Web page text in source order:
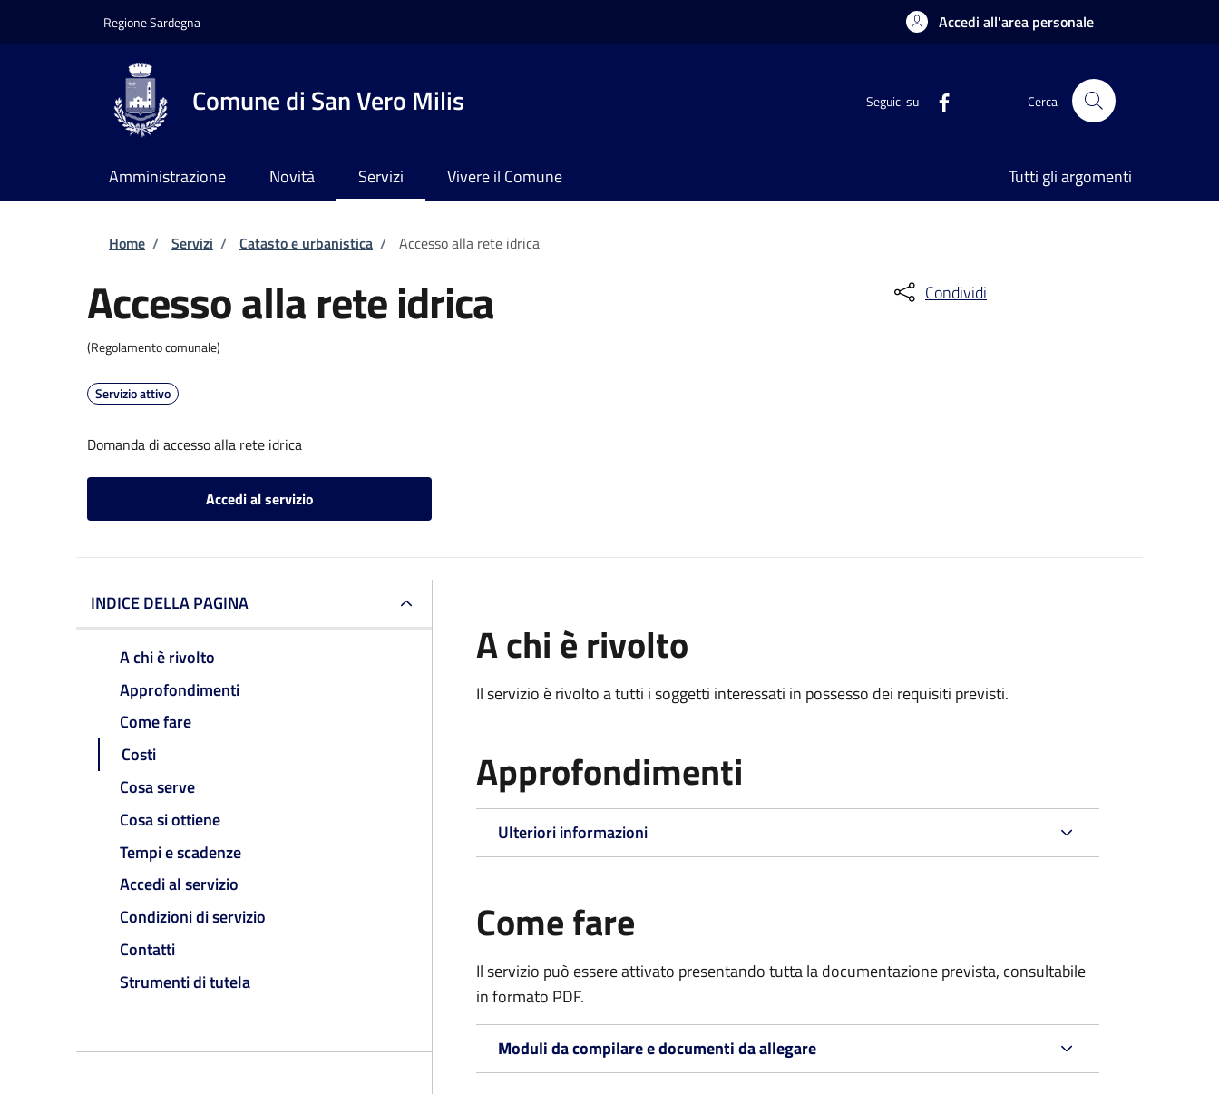
Regione Sardegna Accedi all'area personale
Comune di San Vero Milis Seguici su Cerca
Amministrazione Novità Servizi Vivere il Comune Tutti gli argomenti
Briciole di pane
Home / Servizi / Catasto e urbanistica / Accesso alla rete idrica
Accesso alla rete idrica
(Regolamento comunale)
Servizio attivo
Domanda di accesso alla rete idrica
Accedi al servizio
Condividi
INDICE DELLA PAGINA
A chi è rivolto
Approfondimenti
Come fare
Costi
Cosa serve
Cosa si ottiene
Tempi e scadenze
Accedi al servizio
Condizioni di servizio
Contatti
Strumenti di tutela
A chi è rivolto
Il servizio è rivolto a tutti i soggetti interessati in possesso dei requisiti previsti.
Approfondimenti
Ulteriori informazioni
Come fare
Il servizio può essere attivato presentando tutta la documentazione prevista, consultabile
in formato PDF.
Moduli da compilare e documenti da allegare